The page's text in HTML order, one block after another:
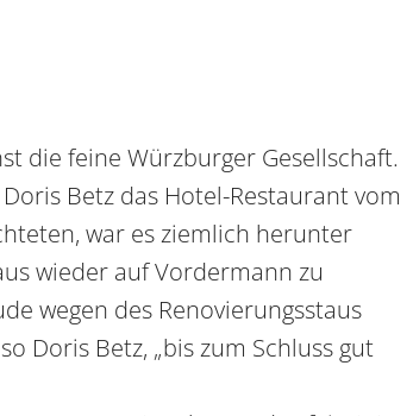
die feine Würzburger Gesellschaft.
Betz das Hotel-Restaurant vom
war es ziemlich herunter
wieder auf Vordermann zu
wegen des Renovierungsstaus
Doris Betz, „bis zum Schluss gut